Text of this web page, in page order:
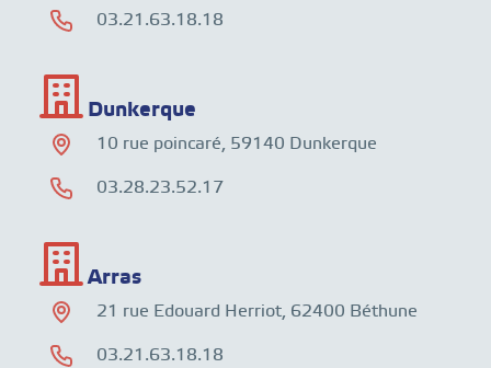
03.21.63.18.18
Dunkerque
10 rue poincaré, 59140 Dunkerque
03.28.23.52.17
Arras
21 rue Edouard Herriot, 62400 Béthune
03.21.63.18.18